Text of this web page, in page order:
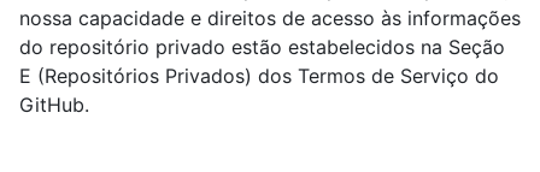
nossa capacidade e direitos de acesso às informações
do repositório privado estão estabelecidos na Seção
E (Repositórios Privados) dos Termos de Serviço do
GitHub.